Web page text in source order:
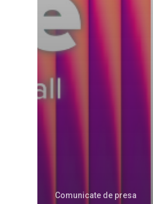
Comunicate de presa